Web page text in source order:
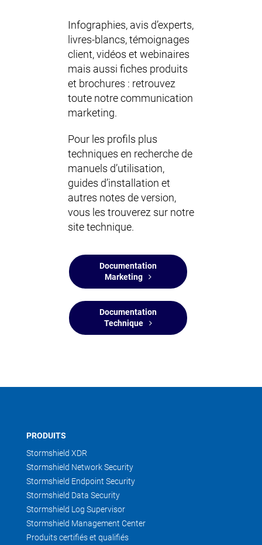
Infographies, avis d’experts,
livres-blancs, témoignages
client, vidéos et webinaires
mais aussi fiches produits
et brochures : retrouvez
toute notre communication
marketing.
Pour les profils plus
techniques en recherche de
manuels d’utilisation,
guides d’installation et
autres notes de version,
vous les trouverez sur notre
site technique.
Documentation
Marketing
Documentation
Technique
PRODUITS
Stormshield XDR
Stormshield Network Security
Stormshield Endpoint Security
Stormshield Data Security
Stormshield Log Supervisor
Stormshield Management Center
Produits certifiés et qualifiés